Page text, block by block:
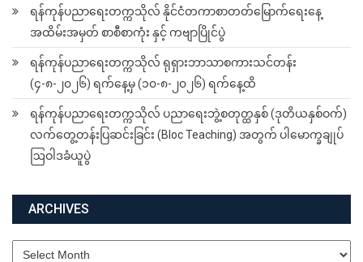
ရန်ကုန်ပညာရေးတက္ကသိုလ် နိုင်ငံတကာစာတတ်မြောက်ရေးနေ့
အထိမ်းအမှတ် စာစီစာကုံး နှင့် ကဗျာပြိုင်ပွဲ
ရန်ကုန်ပညာရေးတက္ကသိုလ် ရုရှားဘာသာစကားသင်တန်း
(၄-၈-၂၀၂၆) ရက်နေ့မှ (၁၀-၈-၂၀၂၆) ရက်နေ့ထိ
ရန်ကုန်ပညာရေးတက္ကသိုလ် ပညာရေးဘွဲ့စတုတ္ထနှစ် (ဒုတိယနှစ်ဝက်)
လက်တွေ့တန်းပြဆင်းခြင်း (Bloc Teaching) အတွက် ပါမောက္ခချုပ်
ဩဝါဒခံယူပွဲ
ARCHIVES
Archives